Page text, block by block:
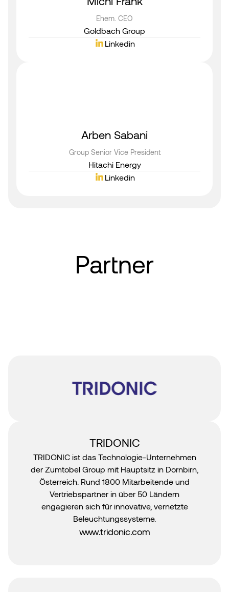
Ehem. CEO
Goldbach Group
Linkedin
Arben Sabani
Group Senior Vice President
Hitachi Energy
Linkedin
Partner
TRIDONIC
TRIDONIC ist das Technologie-Unternehmen
der Zumtobel Group mit Hauptsitz in Dornbirn,
Österreich. Rund 1800 Mitarbeitende und
Vertriebspartner in über 50 Ländern
engagieren sich für innovative, vernetzte
Beleuchtungssysteme.
www.tridonic.com